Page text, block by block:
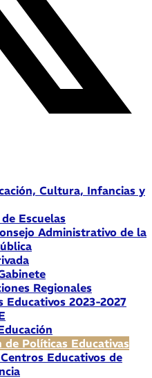
Cultura, Infancias y
Escuelas
Administrativo de la
Regionales
Educativos 2023-2027
de Políticas Educativas
Educativos de